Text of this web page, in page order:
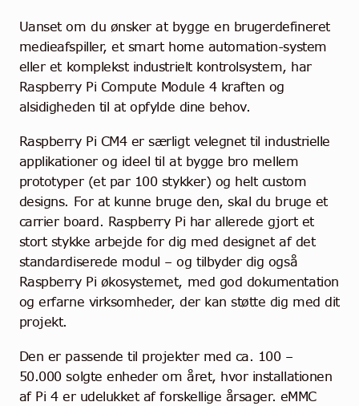
Uanset om du ønsker at bygge en brugerdefineret
medieafspiller, et smart home automation-system
eller et komplekst industrielt kontrolsystem, har
Raspberry Pi Compute Module 4 kraften og
alsidigheden til at opfylde dine behov.
Raspberry Pi CM4 er særligt velegnet til industrielle
applikationer og ideel til at bygge bro mellem
prototyper (et par 100 stykker) og helt custom
designs. For at kunne bruge den, skal du bruge et
carrier board. Raspberry Pi har allerede gjort et
stort stykke arbejde for dig med designet af det
standardiserede modul – og tilbyder dig også
Raspberry Pi økosystemet, med god dokumentation
og erfarne virksomheder, der kan støtte dig med dit
projekt.
Den er passende til projekter med ca. 100 –
50.000 solgte enheder om året, hvor installationen
af Pi 4 er udelukket af forskellige årsager. eMMC